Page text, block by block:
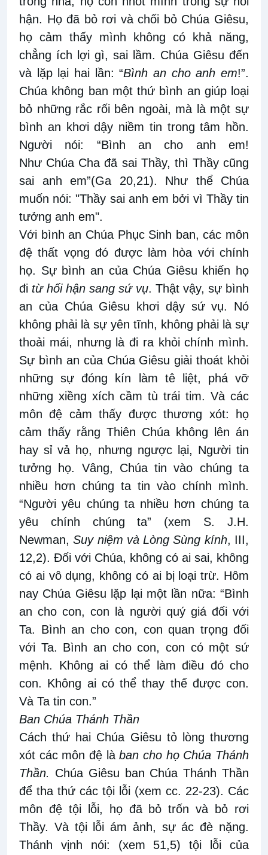
hận. Họ đã bỏ rơi và chối bỏ Chúa Giêsu,
họ cảm thấy mình không có khả năng,
chẳng ích lợi gì, sai lầm. Chúa Giêsu đến
và lặp lại hai lần: “Bình an cho anh em!”.
Chúa không ban một thứ bình an giúp loại
bỏ những rắc rối bên ngoài, mà là một sự
bình an khơi dậy niềm tin trong tâm hồn.
Người nói: “Bình an cho anh em!
Như Chúa Cha đã sai Thầy, thì Thầy cũng
sai anh em”(Ga 20,21). Như thể Chúa
muốn nói: "Thầy sai anh em bởi vì Thầy tin
tưởng anh em".
Với bình an Chúa Phục Sinh ban, các môn
đệ thất vọng đó được làm hòa với chính
họ. Sự bình an của Chúa Giêsu khiến họ
đi từ hối hận sang sứ vụ. Thật vậy, sự bình
an của Chúa Giêsu khơi dậy sứ vụ. Nó
không phải là sự yên tĩnh, không phải là sự
thoải mái, nhưng là đi ra khỏi chính mình.
Sự bình an của Chúa Giêsu giải thoát khỏi
những sự đóng kín làm tê liệt, phá vỡ
những xiềng xích cầm tù trái tim. Và các
môn đệ cảm thấy được thương xót: họ
cảm thấy rằng Thiên Chúa không lên án
hay sỉ vả họ, nhưng ngược lại, Người tin
tưởng họ. Vâng, Chúa tin vào chúng ta
nhiều hơn chúng ta tin vào chính mình.
“Người yêu chúng ta nhiều hơn chúng ta
yêu chính chúng ta” (xem S. J.H.
Newman,Suy niệm và Lòng Sùng kính, III,
12,2). Đối với Chúa, không có ai sai, không
có ai vô dụng, không có ai bị loại trừ. Hôm
nay Chúa Giêsu lặp lại một lần nữa: “Bình
an cho con, con là người quý giá đối với
Ta. Bình an cho con, con quan trọng đối
với Ta. Bình an cho con, con có một sứ
mệnh. Không ai có thể làm điều đó cho
con. Không ai có thể thay thế được con.
Và Ta tin con.”
Ban Chúa Thánh Thần
Cách thứ hai Chúa Giêsu tỏ lòng thương
xót các môn đệ làban cho họ Chúa Thánh
Thần. Chúa Giêsu ban Chúa Thánh Thần
để tha thứ các tội lỗi (xem cc. 22-23). Các
môn đệ tội lỗi, họ đã bỏ trốn và bỏ rơi
Thầy. Và tội lỗi ám ảnh, sự ác đè nặng.
Thánh vịnh nói: (xem 51,5) tội lỗi của